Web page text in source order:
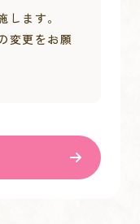
します。
変更をお願